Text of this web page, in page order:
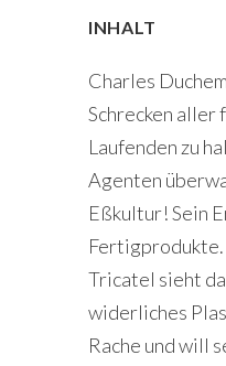
INHALT
Charles
Schrecken aller
Laufenden zu
Agenten
Eßkultur! Sein
Tricatel sieht
widerliches
Rache und will